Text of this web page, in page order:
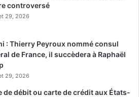
controversé
29, 2026
: Thierry Peyroux nommé consul
de France, il succèdera à Raphaël
29, 2026
de débit ou carte de crédit aux États-